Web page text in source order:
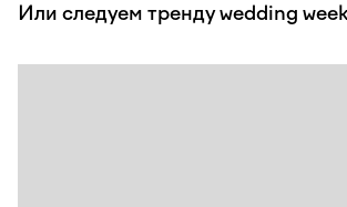
Или следуем тренду wedding